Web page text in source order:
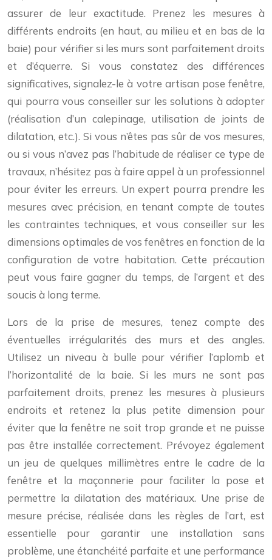
assurer de leur exactitude. Prenez les mesures à
différents endroits (en haut, au milieu et en bas de la
baie) pour vérifier si les murs sont parfaitement droits
et d’équerre. Si vous constatez des différences
significatives, signalez-le à votre artisan pose fenêtre,
qui pourra vous conseiller sur les solutions à adopter
(réalisation d’un calepinage, utilisation de joints de
dilatation, etc.). Si vous n’êtes pas sûr de vos mesures,
ou si vous n’avez pas l’habitude de réaliser ce type de
travaux, n’hésitez pas à faire appel à un professionnel
pour éviter les erreurs. Un expert pourra prendre les
mesures avec précision, en tenant compte de toutes
les contraintes techniques, et vous conseiller sur les
dimensions optimales de vos fenêtres en fonction de la
configuration de votre habitation. Cette précaution
peut vous faire gagner du temps, de l’argent et des
soucis à long terme.
Lors de la prise de mesures, tenez compte des
éventuelles irrégularités des murs et des angles.
Utilisez un niveau à bulle pour vérifier l’aplomb et
l’horizontalité de la baie. Si les murs ne sont pas
parfaitement droits, prenez les mesures à plusieurs
endroits et retenez la plus petite dimension pour
éviter que la fenêtre ne soit trop grande et ne puisse
pas être installée correctement. Prévoyez également
un jeu de quelques millimètres entre le cadre de la
fenêtre et la maçonnerie pour faciliter la pose et
permettre la dilatation des matériaux. Une prise de
mesure précise, réalisée dans les règles de l’art, est
essentielle pour garantir une installation sans
problème, une étanchéité parfaite et une performance